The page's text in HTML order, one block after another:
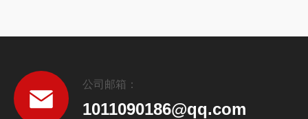
公司邮箱：
1011090186@qq.com